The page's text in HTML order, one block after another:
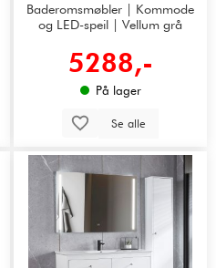
Baderomsmøbler | Kommode
og LED-speil | Vellum grå
5288,-
På lager
Se alle